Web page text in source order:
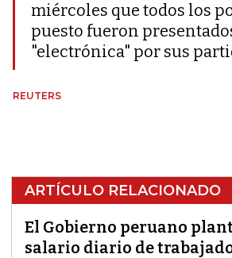
miércoles que todos los
puesto fueron
"electrónica" por sus
REUTERS
ARTÍCULO RELACIONADO
El Gobierno peruano
salario diario de